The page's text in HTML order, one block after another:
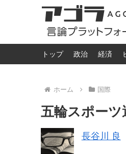
トップ 政治 経済
ホーム 国際
五輪スポーツ
長谷川 良